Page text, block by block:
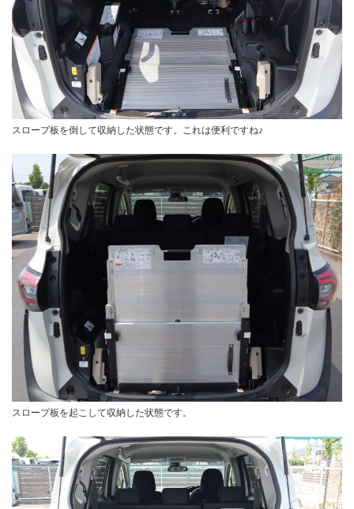
スロープ板を倒して収納した状態です。これは便利ですね♪
スロープ板を起こして収納した状態です。